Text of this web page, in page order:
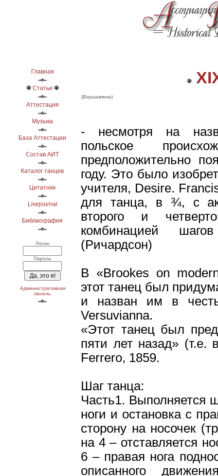
Главная
Статьи
Аттестация
Музыка
База Аттестации
Состав АИТ
Каталог танцев
Цитатник
Livejournal
Библиография
Логин
Пароль
Административная
панель
(Варшавянка)
- несмотря на
польское
предположительно
году. Это было
учителя, Desire.
для танца, в ¾, с
второго и
комбинацией
(Ричардсон)
В «Brookes on
этот танец был
и назван им в
Versuvianna.
«Этот танец был
пяти лет назад» (т.е.
Ferrero, 1859.
Шаг танца:
Часть1. Выполняется
ноги и остановка с
сторону на носочек
на 4 – отставляется
6 – правая нога
описанного